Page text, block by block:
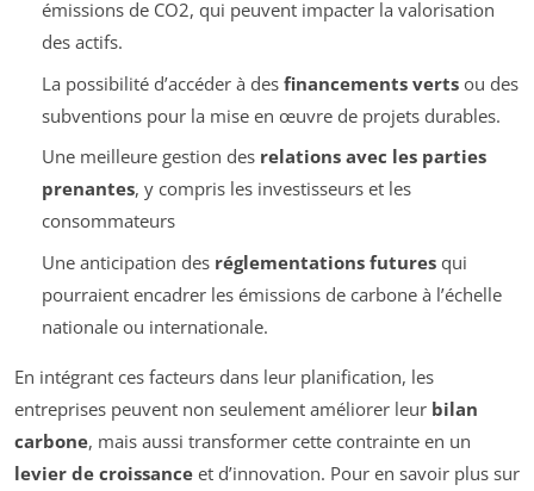
émissions de CO2, qui peuvent impacter la valorisation
des actifs.
La possibilité d’accéder à des financements vertsou des
subventions pour la mise en œuvre de projets durables.
Une meilleure gestion des relations avec les parties
prenantes, y compris les investisseurs et les
consommateurs
Une anticipation des réglementations futuresqui
pourraient encadrer les émissions de carbone à l’échelle
nationale ou internationale.
En intégrant ces facteurs dans leur planification, les
entreprises peuvent non seulement améliorer leur bilan
carbone, mais aussi transformer cette contrainte en un
levier de croissance et d’innovation. Pour en savoir plus sur